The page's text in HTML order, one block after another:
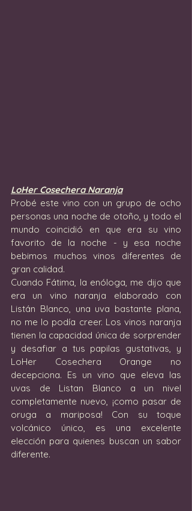
LoHer Cosechera Naranja
Probé este vino con un grupo de ocho
personas una noche de otoño, y todo el
mundo coincidió en que era su vino
favorito de la noche - y esa noche
bebimos muchos vinos diferentes de
gran calidad.
Cuando Fátima, la enóloga, me dijo que
era un vino naranja elaborado con
Listán Blanco, una uva bastante plana,
no me lo podía creer. Los vinos naranja
tienen la capacidad única de sorprender
y desafiar a tus papilas gustativas, y
LoHer Cosechera Orange no
decepciona. Es un vino que eleva las
uvas de Listan Blanco a un nivel
completamente nuevo, ¡como pasar de
oruga a mariposa! Con su toque
volcánico único, es una excelente
elección para quienes buscan un sabor
diferente.